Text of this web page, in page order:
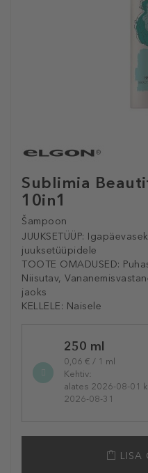
Sublimia
10in1
Šampoon
JUUKSETÜÜP:
juuksetüüpidele
TOOTE OMADUSED:
Niisutav,
jaoks
KELLELE: Naisele
variation250 ml
0,06 € / 1 ml
Kehtiv:
alates 2026-08-01
2026-08-31
LISA